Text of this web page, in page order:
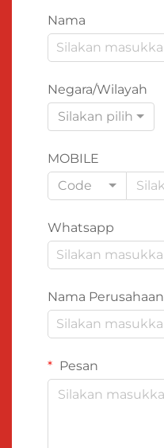
Nama
Negara/Wilayah
Silakan pilih
MOBILE
Code
Whatsapp
Nama Perusahaan
Pesan